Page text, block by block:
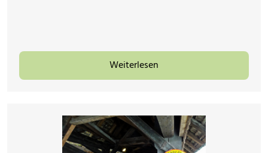
Weiterlesen